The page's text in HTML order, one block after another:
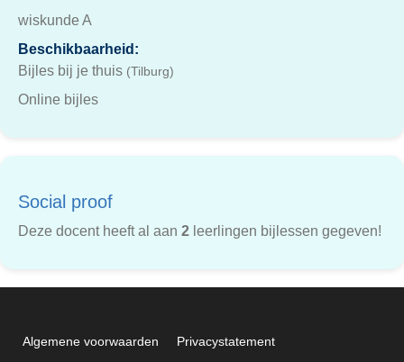
wiskunde A
Beschikbaarheid:
Bijles bij je thuis (Tilburg)
Online bijles
Social proof
Deze docent heeft al aan 2 leerlingen bijlessen gegeven!
Algemene voorwaarden Privacystatement